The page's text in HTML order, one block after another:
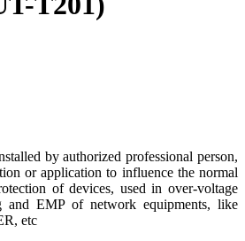
by authorized professional person,
or application to influence the normal
of devices, used in over-voltage
and EMP of network equipments, like
etc